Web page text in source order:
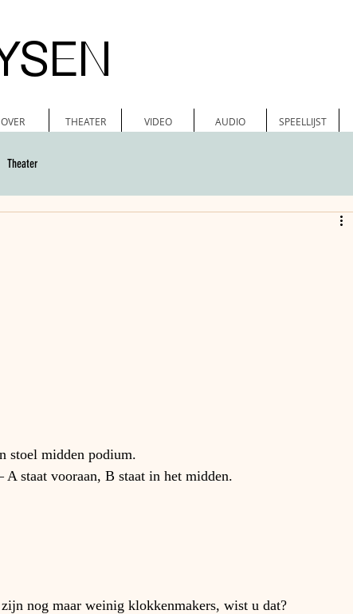
OVER THEATER VIDEO AUDIO SPEELLIJST
Theater
stoel midden podium.
staat vooraan, B staat in het midden.
nog maar weinig klokkenmakers, wist u dat?